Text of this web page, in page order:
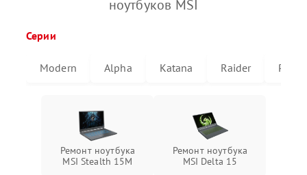
ноутбуков MSI
Серии
Modern Alpha Katana Raider Pulse
Ремонт ноутбука
MSI Stealth 15M
Ремонт ноутбука
MSI Delta 15